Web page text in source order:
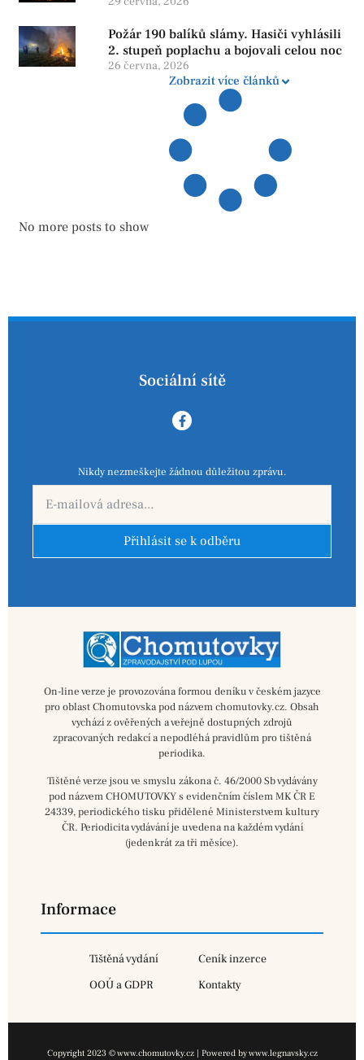
Požár 190 balíků slámy. Hasiči vyhlásili
2. stupeň poplachu a bojovali celou noc
26 června, 2026
Zobrazit více článků
No more posts to show
Sociální sítě
Nikdy nezmeškejte žádnou důležitou zprávu.
Přihlásit se k odběru
On-line verze je provozována formou deníku v českém jazyce
pro oblast Chomutovska pod názvem chomutovky.cz. Obsah
vychází z ověřených a veřejně dostupných zdrojů
zpracovaných redakcí a nepodléhá pravidlům pro tištěná
periodika.
Tištěné verze jsou ve smyslu zákona č. 46/2000 Sb vydávány
pod názvem CHOMUTOVKY s evidenčním číslem MK ČR E
24339, periodického tisku přidělené Ministerstvem kultury
ČR. Periodicita vydávání je uvedena na každém vydání
(jedenkrát za tři měsíce).
Informace
Tištěná vydání
Ceník inzerce
OOÚ a GDPR
Kontakty
Copyright 2023 © www.chomutovky.cz | Powered by www.legnavsky.cz